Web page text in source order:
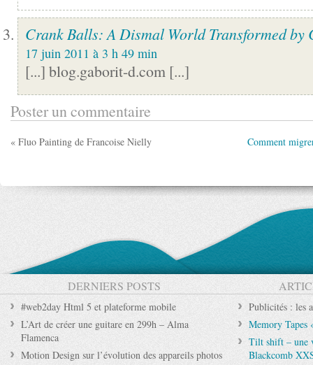
Crank Balls: A Dismal World Transformed by
17 juin 2011 à 3 h 49 min
[...] blog.gaborit-d.com [...]
Poster un commentaire
« Fluo Painting de Francoise Nielly Comment
DERNIERS POSTS
#web2day Html 5 et plateforme mobile
L’Art de créer une guitare en 299h – Alma
Flamenca
Motion Design sur l’évolution des appareils photos
Publicités : les
Memory
Tilt shift – une
Blackcomb